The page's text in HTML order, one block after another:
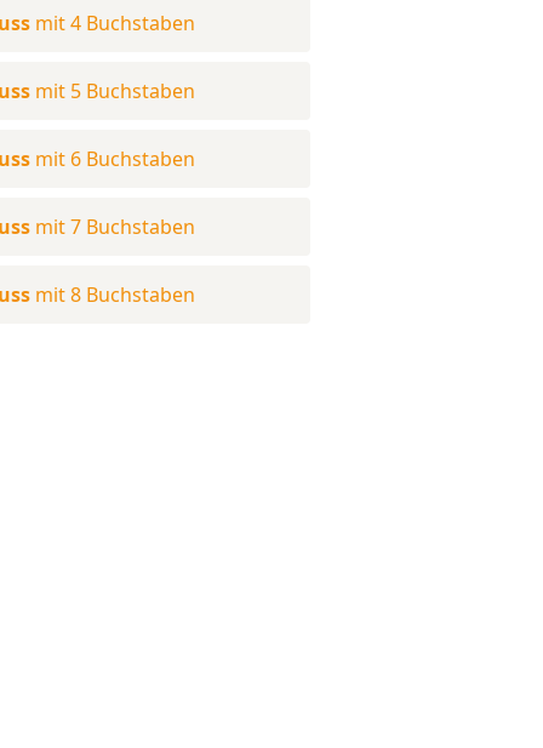
mit 4 Buchstaben
mit 5 Buchstaben
mit 6 Buchstaben
mit 7 Buchstaben
mit 8 Buchstaben